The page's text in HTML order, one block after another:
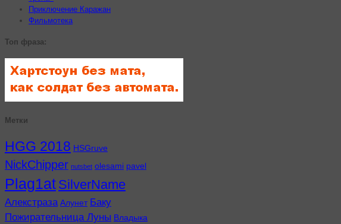
Приключение Каражан
Фильмотека
Топ фраза:
Метки
HGG 2018 HSGruve
NickChipper nutsbet olesami pavel
Plag1at SilverName
Алекстраза Алунет Баку
Пожирательница Луны Владыка